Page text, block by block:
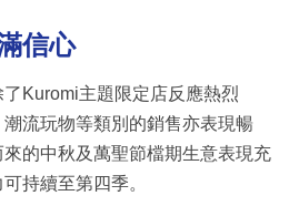
信心
Kuromi主題限定店反應熱烈
流玩物等類別的銷售亦表現暢
的中秋及萬聖節檔期生意表現充
持續至第四季。